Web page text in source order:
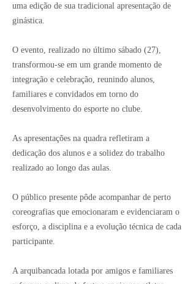
uma edição de sua tradicional apresentação de
ginástica.
O evento, realizado no último sábado (27),
transformou-se em um grande momento de
integração e celebração, reunindo alunos,
familiares e convidados em torno do
desenvolvimento do esporte no clube.
As apresentações na quadra refletiram a
dedicação dos alunos e a solidez do trabalho
realizado ao longo das aulas.
O público presente pôde acompanhar de perto
coreografias que emocionaram e evidenciaram o
esforço, a disciplina e a evolução técnica de cada
participante.
A arquibancada lotada por amigos e familiares